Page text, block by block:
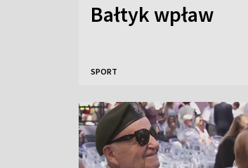
Bałtyk wpław
SPORT